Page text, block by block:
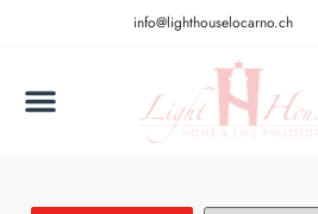
info@lighthouselocarno.ch